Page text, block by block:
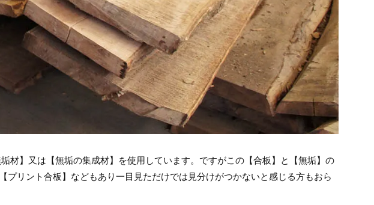
材】又は【無垢の集成材】を使用しています。ですがこの【合板】と【無垢】の
リント合板】などもあり一目見ただけでは見分けがつかないと感じる方もおら